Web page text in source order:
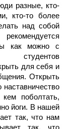
разные, кто-
кто-то более
над собой
как можно с
для себя и
Открыть
поболтать,
йоги. В нашей
так, что нам
так, что